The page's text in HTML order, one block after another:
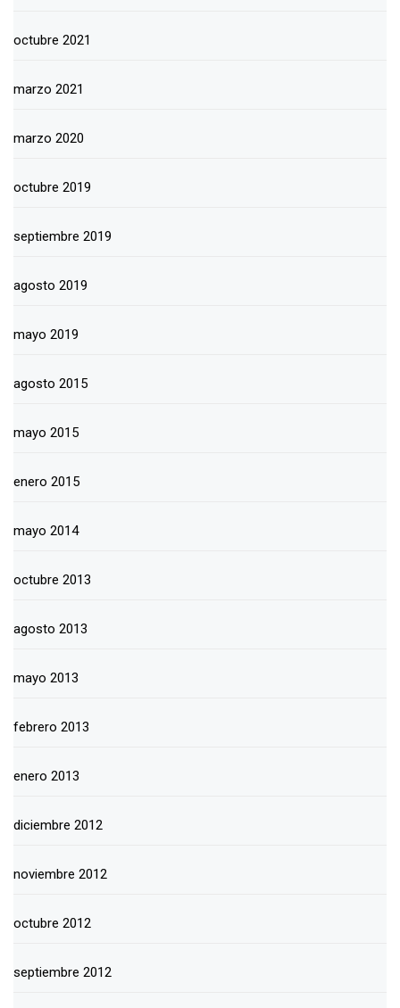
octubre 2021
marzo 2021
marzo 2020
octubre 2019
septiembre 2019
agosto 2019
mayo 2019
agosto 2015
mayo 2015
enero 2015
mayo 2014
octubre 2013
agosto 2013
mayo 2013
febrero 2013
enero 2013
diciembre 2012
noviembre 2012
octubre 2012
septiembre 2012